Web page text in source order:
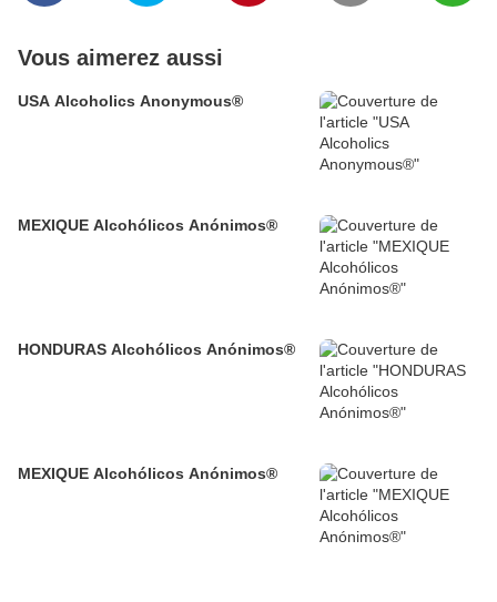
Vous aimerez aussi
USA Alcoholics Anonymous®
MEXIQUE Alcohólicos Anónimos®
HONDURAS Alcohólicos Anónimos®
MEXIQUE Alcohólicos Anónimos®